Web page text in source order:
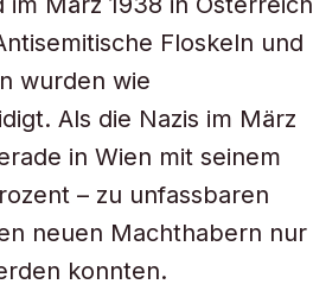
Floskeln und
wurden wie
Als die Nazis im März
in Wien mit seinem
– zu unfassbaren
neuen Machthabern nur
konnten.